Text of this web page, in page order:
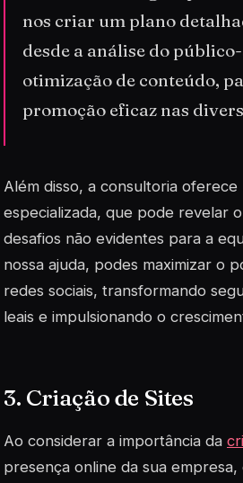
nos criar um plano
desde a análise do
otimização de conteúdo,
promoção eficaz nas
Além disso, a consultoria
especializada, que pode revelar
desafios não evidentes para a
nossa ajuda, podes maximizar o
redes sociais, transformando
leais e impulsionando o
3. Criação de Sites
Ao considerar a importância da
presença online da sua